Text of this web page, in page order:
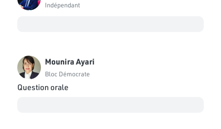
Indépendant
Mounira Ayari
Bloc Démocrate
Question orale